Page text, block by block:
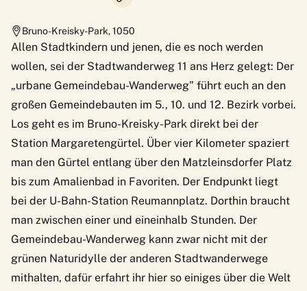
Bruno-Kreisky-Park,1050
Allen Stadtkindern und jenen, die es noch werden
wollen, sei der Stadtwanderweg 11 ans Herz gelegt: Der
„urbane Gemeindebau-Wanderweg” führt euch an den
großen Gemeindebauten im 5., 10. und 12. Bezirk vorbei.
Los geht es im Bruno-Kreisky-Park direkt bei der
Station Margaretengürtel. Über vier Kilometer spaziert
man den Gürtel entlang über den Matzleinsdorfer Platz
bis zum Amalienbad in Favoriten. Der Endpunkt liegt
bei der U-Bahn-Station Reumannplatz. Dorthin braucht
man zwischen einer und eineinhalb Stunden. Der
Gemeindebau-Wanderweg kann zwar nicht mit der
grünen Naturidylle der anderen Stadtwanderwege
mithalten, dafür erfahrt ihr hier so einiges über die Welt